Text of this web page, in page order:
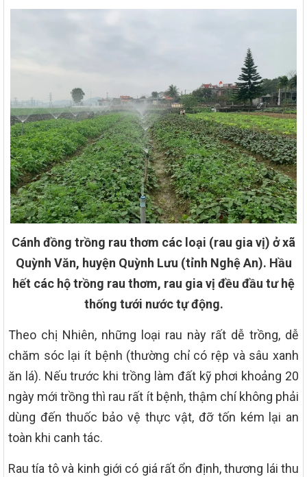
Cánh đồng trồng rau thơm các loại (rau gia vị) ở xã
Quỳnh Văn, huyện Quỳnh Lưu (tỉnh Nghệ An). Hầu
hết các hộ trồng rau thơm, rau gia vị đều đầu tư hệ
thống tưới nước tự động.
Theo chị Nhiên, những loại rau này rất dễ trồng, dễ
chăm sóc lại ít bệnh (thường chỉ có rệp và sâu xanh
ăn lá). Nếu trước khi trồng làm đất kỹ phơi khoảng 20
ngày mới trồng thì rau rất ít bệnh, thậm chí không phải
dùng đến thuốc bảo vệ thực vật, đỡ tốn kém lại an
toàn khi canh tác.
Rau tía tô và kinh giới có giá rất ổn định, thương lái thu